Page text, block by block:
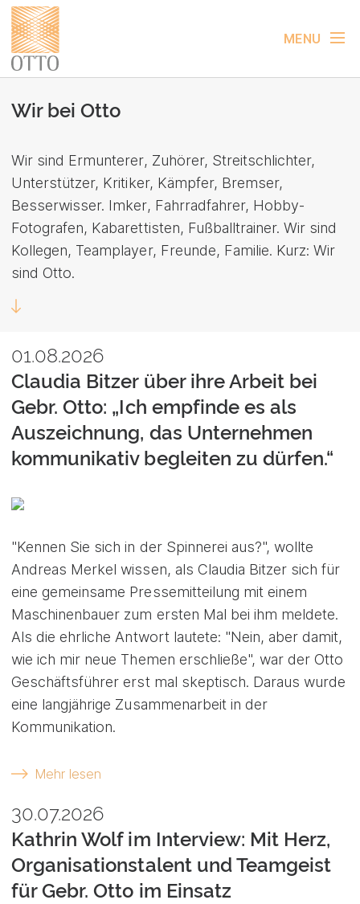
MENU
Wir bei Otto
Wir sind Ermunterer, Zuhörer, Streitschlichter,
Unterstützer, Kritiker, Kämpfer, Bremser,
Besserwisser. Imker, Fahrradfahrer, Hobby-
Fotografen, Kabarettisten, Fußballtrainer. Wir sind
Kollegen, Teamplayer, Freunde, Familie. Kurz: Wir
sind Otto.
01.08.2026
Claudia Bitzer über ihre Arbeit bei
Gebr. Otto: „Ich empfinde es als
Auszeichnung, das Unternehmen
kommunikativ begleiten zu dürfen.“
"Kennen Sie sich in der Spinnerei aus?", wollte
Andreas Merkel wissen, als Claudia Bitzer sich für
eine gemeinsame Pressemitteilung mit einem
Maschinenbauer zum ersten Mal bei ihm meldete.
Als die ehrliche Antwort lautete: "Nein, aber damit,
wie ich mir neue Themen erschließe", war der Otto
Geschäftsführer erst mal skeptisch. Daraus wurde
eine langjährige Zusammenarbeit in der
Kommunikation.
Mehr lesen
30.07.2026
Kathrin Wolf im Interview: Mit Herz,
Organisationstalent und Teamgeist
für Gebr. Otto im Einsatz